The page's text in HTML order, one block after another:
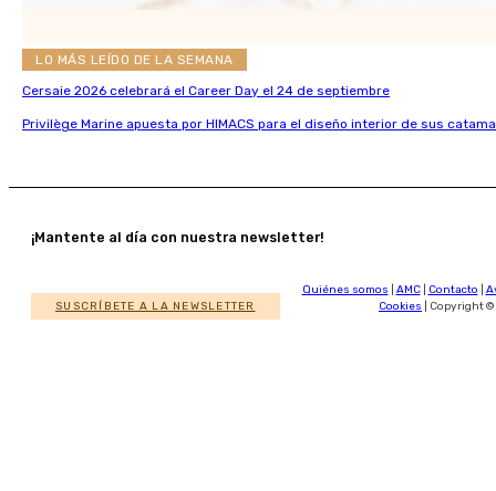
LO MÁS LEÍDO DE LA SEMANA
Cersaie 2026 celebrará el Career Day el 24 de septiembre
Privilège Marine apuesta por HIMACS para el diseño interior de sus
¡Mantente al día con nuestra newsletter!
SUSCRÍBETE A LA NEWSLETTER
Quiénes somos AMC| Contacto
Cookies | Copyright